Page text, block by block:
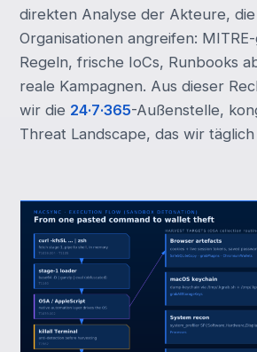
direkten Analyse der Akteure,
Organisationen angreifen:
Regeln, frische IoCs, Runbooks
reale Kampagnen. Aus dieser
wir die 24·7·365-Außenstelle,
Threat Landscape, das wir